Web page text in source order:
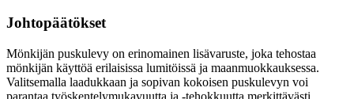
Johtopäätökset
Mönkijän puskulevy on erinomainen lisävaruste, joka tehostaa
mönkijän käyttöä erilaisissa lumitöissä ja maanmuokkauksessa.
Valitsemalla laadukkaan ja sopivan kokoisen puskulevyn voi
parantaa työskentelymukavuutta ja -tehokkuutta merkittävästi.